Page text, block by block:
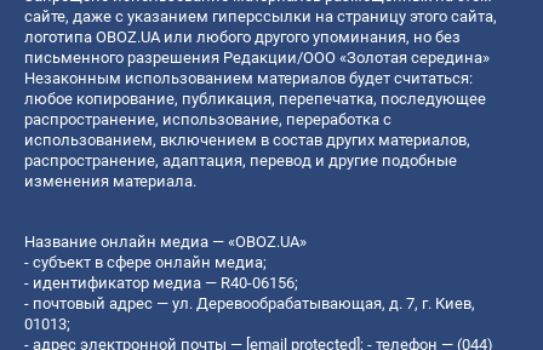
сайте, даже с указанием гиперссылки на страницу этого сайта,
логотипа OBOZ.UA или любого другого упоминания, но без
письменного разрешения Редакции/ООО «Золотая середина»
Незаконным использованием материалов будет считаться:
любое копирование, публикация, перепечатка, последующее
распространение, использование, переработка с
использованием, включением в состав других материалов,
распространение, адаптация, перевод и другие подобные
изменения материала.
Название онлайн медиа — «OBOZ.UA»
- субъект в сфере онлайн медиа;
- идентификатор медиа — R40-06156;
- почтовый адрес — ул. Деревообрабатывающая, д. 7, г. Киев,
01013;
- адрес электронной почты — [email protected] ; - телефон — (044)